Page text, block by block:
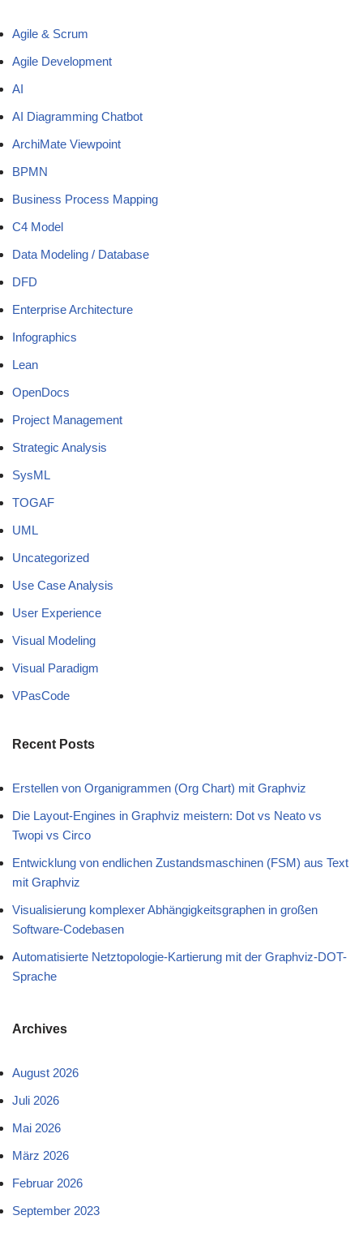
Agile & Scrum
Agile Development
AI
AI Diagramming Chatbot
ArchiMate Viewpoint
BPMN
Business Process Mapping
C4 Model
Data Modeling / Database
DFD
Enterprise Architecture
Infographics
Lean
OpenDocs
Project Management
Strategic Analysis
SysML
TOGAF
UML
Uncategorized
Use Case Analysis
User Experience
Visual Modeling
Visual Paradigm
VPasCode
Recent Posts
Erstellen von Organigrammen (Org Chart) mit Graphviz
Die Layout-Engines in Graphviz meistern: Dot vs Neato vs
Twopi vs Circo
Entwicklung von endlichen Zustandsmaschinen (FSM) aus Text
mit Graphviz
Visualisierung komplexer Abhängigkeitsgraphen in großen
Software-Codebasen
Automatisierte Netztopologie-Kartierung mit der Graphviz-DOT-
Sprache
Archives
August 2026
Juli 2026
Mai 2026
März 2026
Februar 2026
September 2023